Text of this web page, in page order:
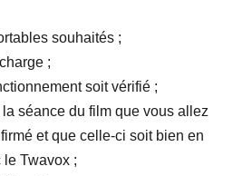
souhaités ;
;
soit vérifié ;
la séance du film que vous allez
et que celle-ci soit bien en
Twavox ;